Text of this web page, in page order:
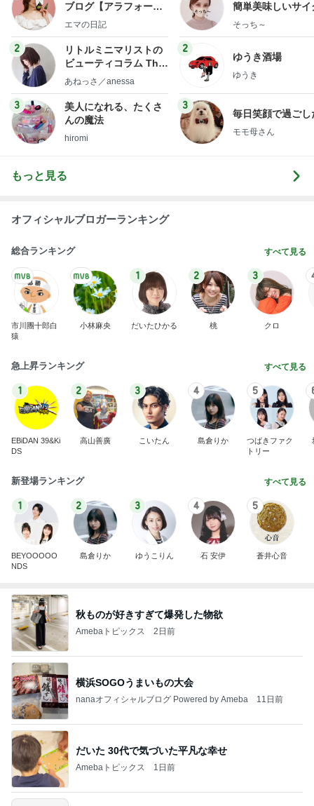
ブログ【アラフォー会
社売却セカンドライ
エマの日記
2
リトルミニマリストの
ビューティコラム The
little minimalist's bea
あねっさ／anessa
3
美人になれる、たくさ
んの魔法
hiromi
簡単美味しいサイ
献立
そっち～
2
ゆうき酒場
ゆうき
3
毎日笑顔で過ごし
モモ母さん
もっと見る
オフィシャルブロガーランキング
総合ランキング すべて見る
市川團十郎白
猿
小林麻央
1
だいたひかる
2
桃
3
クロ
急上昇ランキング すべて見る
1
EBiDAN 39&Ki
DS
2
高山善廣
3
こいたん
4
島倉りか
5
つばきファク
トリー
新登場ランキング すべて見る
1
BEYOOOOO
NDS
2
島倉りか
3
ゆうこりん
4
石 安伊
5
蒼井心音
秋ものが好きすぎて爆発した物欲
Amebaトピックス 2日前
横浜SOGOうまいもの大会
nanaオフィシャルブログ Powered by Ameba 11日前
だいた 30代で気づいた平凡な幸せ
Amebaトピックス 1日前